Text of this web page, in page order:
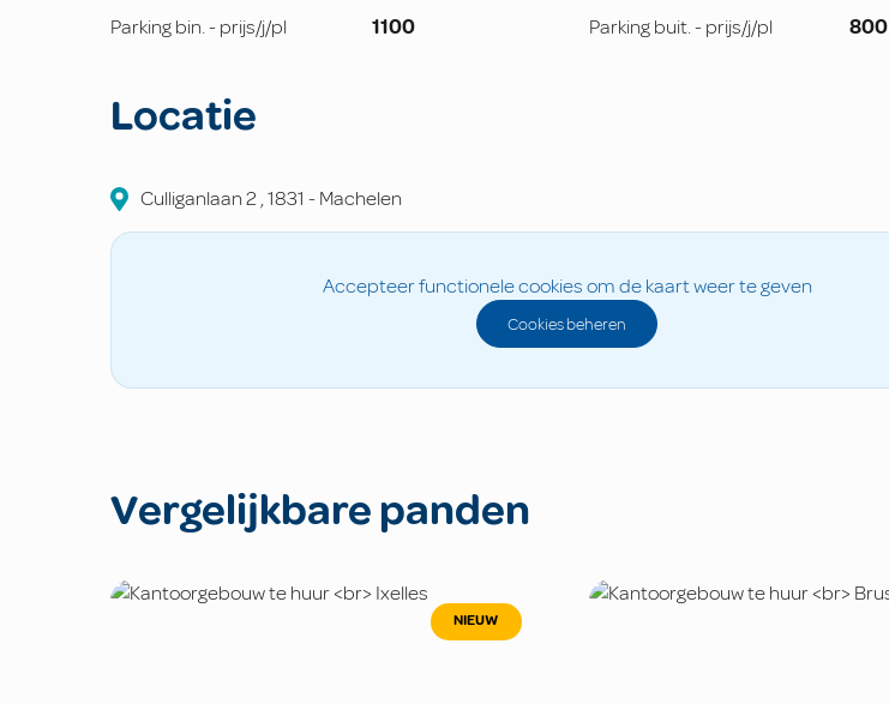
Parking bin. - prijs/j/pl 1100 Parking buit. - prijs/j/pl 800
Locatie
Culliganlaan2,1831 -Machelen
Accepteer functionele cookies om de kaart weer te geven
Cookies beheren
Vergelijkbare panden
NIEUW